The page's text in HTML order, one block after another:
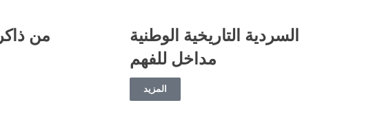
السردية التاريخية الوطنية
مداخل للفهم
المزيد
من